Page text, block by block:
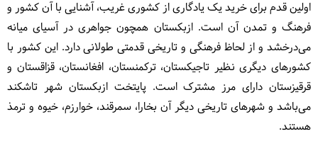
اولین قدم برای خرید یک یادگاری از کشوری غریب، آشنایی با آن کشور و
فرهنگ و تمدن آن است. ازبکستان همچون جواهری در آسیای میانه
می‌درخشد و از لحاظ فرهنگی و تاریخی قدمتی طولانی دارد. این کشور با
کشورهای دیگری نظیر تاجیکستان، ترکمنستان، افغانستان، قزاقستان و
قرقیزستان دارای مرز مشترک است. پایتخت ازبکستان شهر تاشکند
می‌باشد و شهرهای تاریخی دیگر آن بخارا، سمرقند، خوارزم، خیوه و ترمذ
هستند.